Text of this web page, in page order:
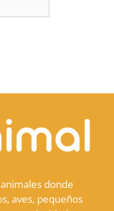
donde
aves, pequeños